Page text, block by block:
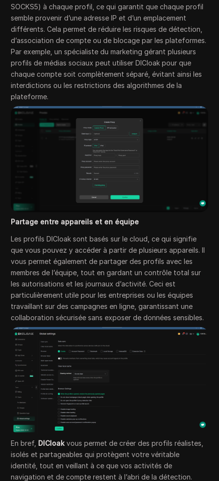
SOCKS5) à chaque profil, ce qui garantit que chaque profil
semble provenir d’une adresse IP et d’un emplacement
différents. Cela permet de réduire les risques de détection,
d’association de compte ou de blocage par les plateformes.
Par exemple, un spécialiste du marketing gérant plusieurs
profils de médias sociaux peut utiliser DICloak pour que
chaque compte soit complètement séparé, évitant ainsi les
interdictions ou les restrictions des algorithmes de la
plateforme.
Partage entre appareils et en équipe
Les profils DICloak sont basés sur le cloud, ce qui signifie
que vous pouvez y accéder à partir de plusieurs appareils. Il
vous permet également de partager des profils avec les
membres de l’équipe, tout en gardant un contrôle total sur
les autorisations et les journaux d’activité. Ceci est
particulièrement utile pour les entreprises ou les équipes
travaillant sur des campagnes en ligne, garantissant une
collaboration sécurisée sans exposer de données sensibles.
En bref, DICloak vous permet de créer des profils réalistes,
isolés et partageables qui protègent votre véritable
identité, tout en veillant à ce que vos activités de
navigation et de compte restent à l’abri de la détection.